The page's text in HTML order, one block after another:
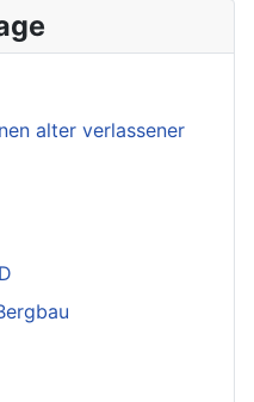
alter verlassener